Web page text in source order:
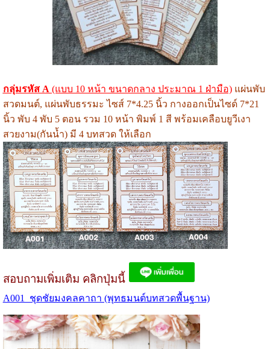
กลุ่มรหัส A (แบบ 10 หน้า ขนาดกลาง ประมาณ 1 ฝ่ามือ) แผ่นพับ
สวดมนต์, แผ่นพับธรรมะ ไซส์ 7*4.25 นิ้ว กางออกเป็นไซด์ 7*21
นิ้ว พับ 4 พับ 5 ตอน รวม 10 หน้า พิมพ์ 1 สี พร้อมเคลือบยูวีเงา
สวยงาม(กันน้ำ) มี 4 บทสวด ให้เลือก
สอบถามเพิ่มเติม คลิกปุ่มนี้
A001 ชุดชัยมงคลคาถา (พุทธมนต์บทสวดพื้นฐาน)